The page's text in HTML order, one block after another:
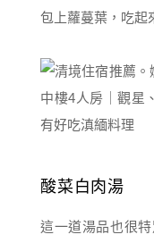
包上蘿蔓葉，吃起
酸菜白肉湯
這一道湯品也很